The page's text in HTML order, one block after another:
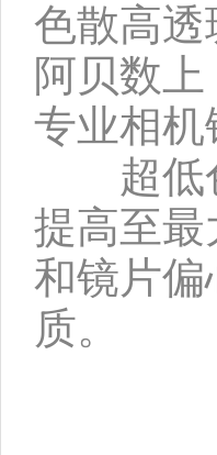
色散高
阿贝数
专业相
超低色
提高至
和镜片
质。